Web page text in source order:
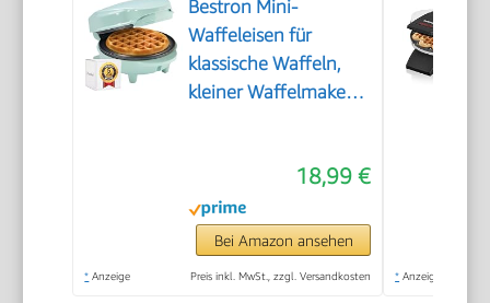
Bestron Mini-
Waffeleisen für
klassische Waffeln,
kleiner Waffelmaker
Kindergeburtstage,
Familienfeiern,
Ostern oder
Weihnachten, Retro
18,99 €
Bei Amazon ansehen
* Anzeige Preis inkl. MwSt., zzgl. Versandkosten * Anzeige